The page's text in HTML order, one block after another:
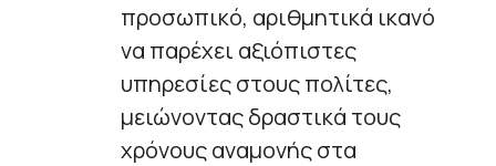
προσωπικό, αριθμητικά ικανό
να παρέχει αξιόπιστες
υπηρεσίες στους πολίτες,
μειώνοντας δραστικά τους
χρόνους αναμονής στα